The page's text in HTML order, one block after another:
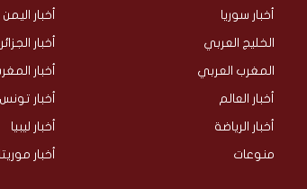
أخبار سوريا
الخليج العربي
المغرب العربي
أخبار العالم
أخبار الرياضة
منوعات
أخبار اليمن
أخبار الجزائر
أخبار
أخبار تونس
أخبار ليبيا
أخبار